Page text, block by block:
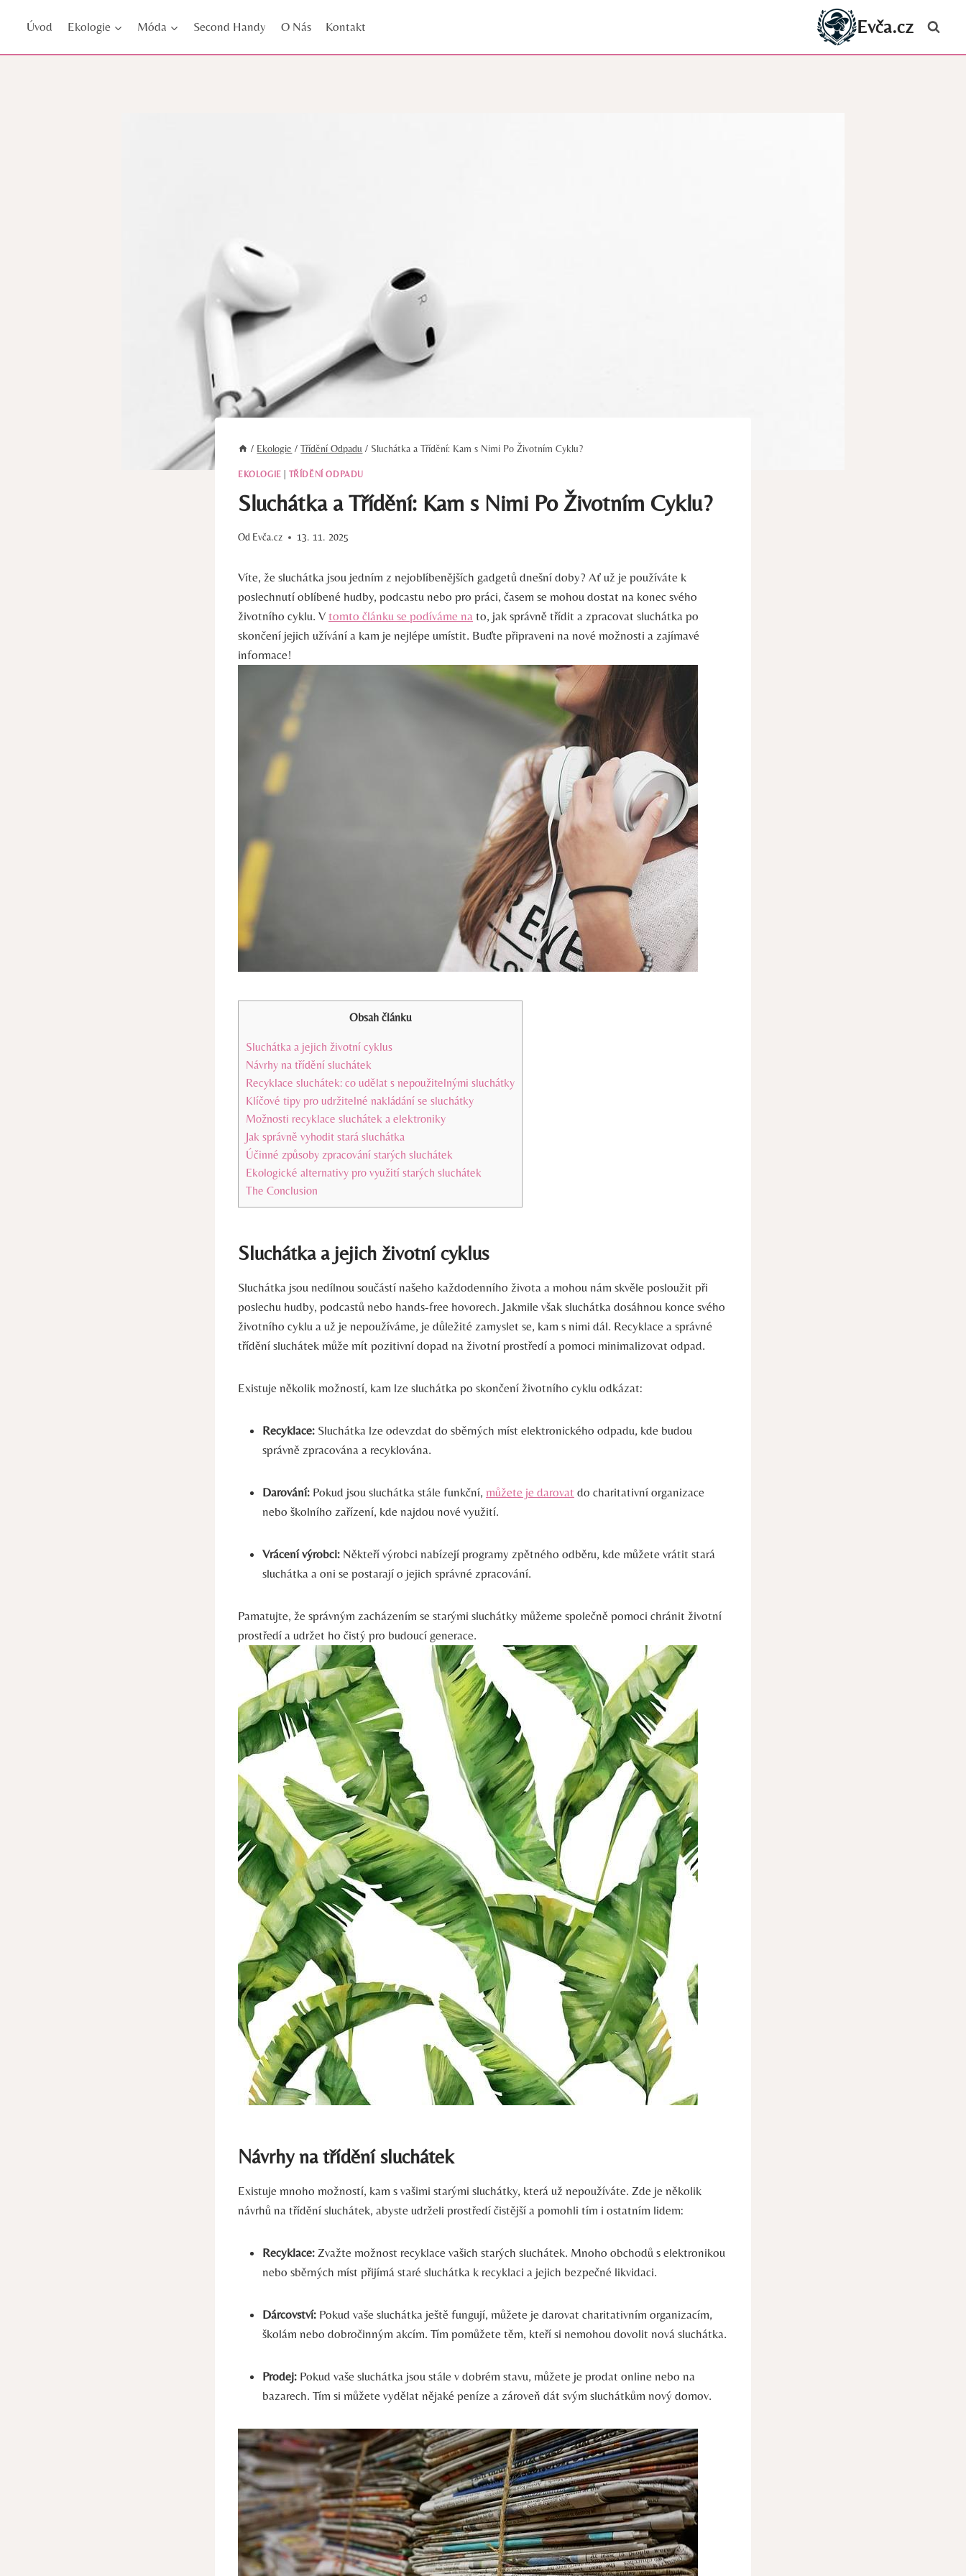
Úvod Ekologie Móda Second Handy O Nás Kontakt Evča.cz
/ Ekologie / Třídění Odpadu / Sluchátka a Třídění: Kam s Nimi Po Životním Cyklu?
EKOLOGIE TŘÍDĚNÍ ODPADU
Sluchátka a Třídění: Kam s Nimi Po Životním Cyklu?
Od Evča.cz 13. 11. 2025
Víte, že sluchátka jsou jedním z nejoblíbenějších gadgetů dnešní doby? Ať už je používáte k
⁢poslechnutí oblíbené hudby, podcastu nebo pro ​práci, časem ⁤se mohou dostat na konec svého
životního cyklu. V tomto článku se podíváme na to, jak správně třídit a zpracovat sluchátka‍ po
skončení jejich užívání a kam je‌ nejlépe umístit. Buďte připraveni na‌ nové možnosti ‌a ⁤zajímavé
informace!
Obsah článku
Sluchátka ‌a jejich životní cyklus
Návrhy na třídění sluchátek
Recyklace sluchátek: co ⁢udělat‍ s nepoužitelnými sluchátky
Klíčové​ tipy pro udržitelné nakládání ⁤se sluchátky
Možnosti‍ recyklace sluchátek a ⁢elektroniky
Jak správně vyhodit stará sluchátka
Účinné ​způsoby zpracování starých sluchátek
Ekologické alternativy pro ⁣využití starých sluchátek
The⁢ Conclusion
Sluchátka ‌a jejich životní cyklus
Sluchátka jsou nedílnou součástí našeho ‍každodenního ⁤života a mohou nám skvěle posloužit ​při
poslechu hudby, podcastů nebo hands-free hovorech. Jakmile však sluchátka ⁤dosáhnou konce svého
životního cyklu a ⁢už je ‌nepoužíváme, je ‍důležité zamyslet se,‌ kam s nimi dál. Recyklace a správné
třídění sluchátek může ⁢mít pozitivní dopad na životní prostředí a pomoci minimalizovat odpad.
Existuje několik ⁣možností, kam‍ lze sluchátka po skončení životního cyklu‌ odkázat:
Recyklace: Sluchátka lze odevzdat do sběrných míst elektronického odpadu, kde ⁢budou‌
správně⁢ zpracována a recyklována.
Darování: Pokud jsou⁢ sluchátka stále funkční, můžete je darovat do charitativní ‌organizace
nebo ​školního zařízení, kde najdou nové využití.
Vrácení výrobci: Někteří‌ výrobci nabízejí programy⁣ zpětného odběru, kde můžete vrátit stará
sluchátka ‍a oni se postarají o jejich ‍správné zpracování.
Pamatujte,⁣ že správným zacházením se starými sluchátky můžeme společně pomoci chránit životní
prostředí‌ a ⁢udržet ho čistý pro budoucí generace.
Návrhy na třídění sluchátek
Existuje mnoho možností, kam ‍s vašimi starými sluchátky, která už nepoužíváte. ⁣Zde je ⁤několik
návrhů na třídění sluchátek, abyste⁤ udrželi prostředí čistější a pomohli tím i ostatním lidem:
Recyklace: Zvažte možnost recyklace vašich starých sluchátek. Mnoho obchodů s elektronikou
nebo sběrných míst přijímá ⁢staré⁢ sluchátka k recyklaci a⁣ jejich bezpečné likvidaci.
Dárcovství: Pokud vaše sluchátka ještě fungují, můžete je darovat charitativním organizacím,
školám nebo dobročinným akcím. Tím pomůžete těm, kteří ⁤si nemohou dovolit nová sluchátka.
Prodej: Pokud vaše sluchátka ⁤jsou stále v dobrém stavu, můžete je prodat online nebo na
bazarech. Tím si‍ můžete vydělat nějaké ‍peníze a zároveň dát ‌svým ‌sluchátkům nový domov.